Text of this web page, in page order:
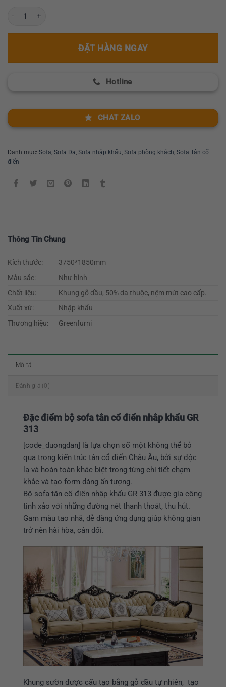
ĐẶT HÀNG NGAY
Hotline
CHAT ZALO
Danh mục: Sofa, Sofa Da, Sofa nhập khẩu, Sofa phòng khách, Sofa Tân cổ
điển
Thông Tin Chung
Kích thước:
3750*1850mm
Màu sắc:
Như hình
Chất liệu:
Khung gỗ dầu, 50% da thuộc, nệm mút cao cấp.
Xuất xứ:
Nhập khẩu
Thương hiệu:
Greenfurni
Mô tả
Đánh giá (0)
Đặc điểm bộ sofa tân cổ điển nhâp khẩu GR
313
[code_duongdan] là lựa chọn số một không thể bỏ
qua trong kiến trúc tân cổ điển Châu Âu, bởi sự độc
lạ và hoàn toàn khác biệt trong từng chi tiết chạm
khắc và tạo form dáng ấn tượng.
Bộ sofa tân cổ điển nhập khẩu GR 313 được gia công
tinh xảo với những đường nét thanh thoát, thu hút.
Gam màu tao nhã, dễ dàng ứng dụng giúp không gian
trở nên hài hòa, cân dối.
Khung sườn được cấu tạo bằng gỗ dầu tự nhiên, tạo